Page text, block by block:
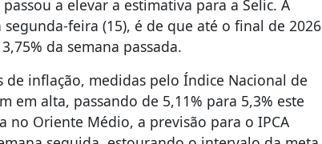
a elevar a estimativa para a Selic. A
feira (15), é de que até o final de 2026
da semana passada.
inflação, medidas pelo Índice Nacional de
em alta, passando de 5,11% para 5,3% este
no Oriente Médio, a previsão para o IPCA